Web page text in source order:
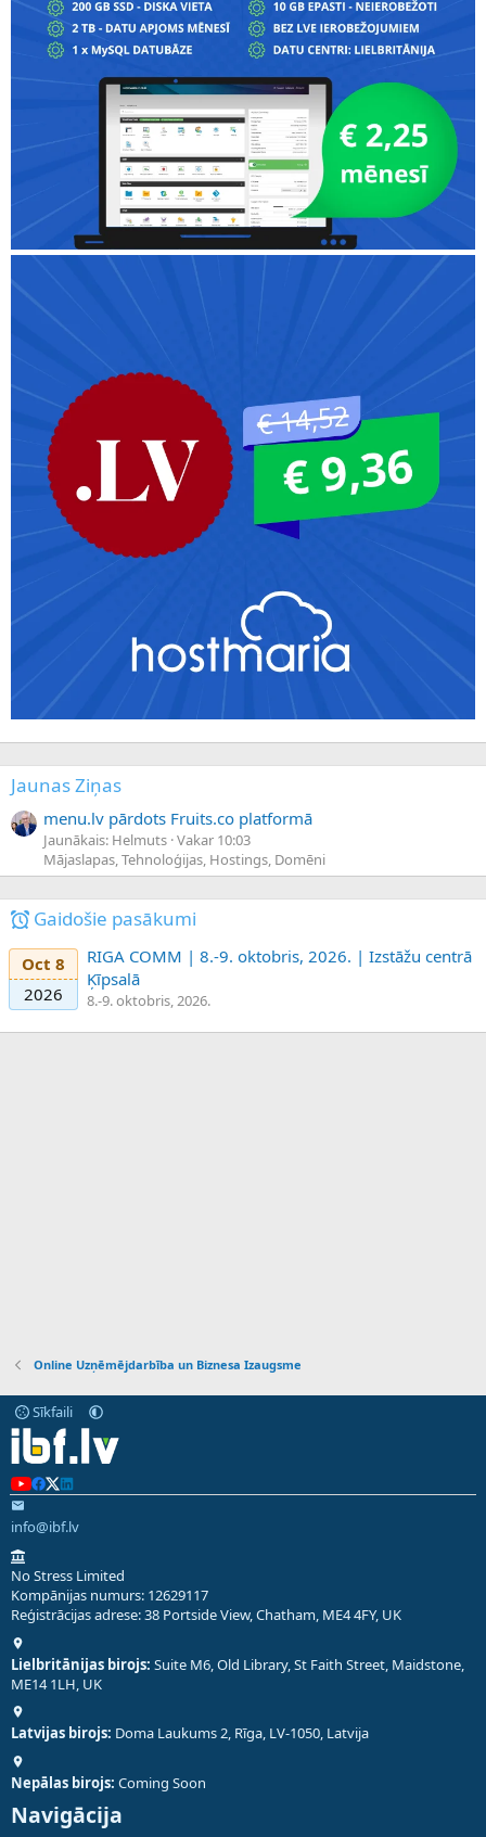
Jaunas Ziņas
menu.lv pārdots Fruits.co platformā
Jaunākais: Helmuts Vakar 10:03
Mājaslapas, Tehnoloģijas, Hostings, Domēni
Gaidošie pasākumi
Oct 8
2026
RIGA COMM | 8.-9. oktobris, 2026. | Izstāžu centrā
Ķīpsalā
8.-9. oktobris, 2026.
Online Uzņēmējdarbība un Biznesa Izaugsme
Sīkfaili
info@ibf.lv
No Stress Limited
Kompānijas numurs: 12629117
Reģistrācijas adrese: 38 Portside View, Chatham, ME4 4FY, UK
Lielbritānijas birojs: Suite M6, Old Library, St Faith Street, Maidstone,
ME14 1LH, UK
Latvijas birojs: Doma Laukums 2, Rīga, LV-1050, Latvija
Nepālas birojs: Coming Soon
Navigācija